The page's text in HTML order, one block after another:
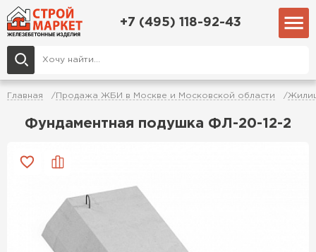
+7 (495) 118-92-43
Главная Продажа ЖБИ в Москве и Московской области
Фундаментная подушка ФЛ-20-12-2